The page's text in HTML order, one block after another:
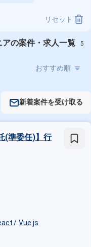
リセット
の案件・求人一覧
5
新着案件を受け取る
(準委任)】行
Vue.js